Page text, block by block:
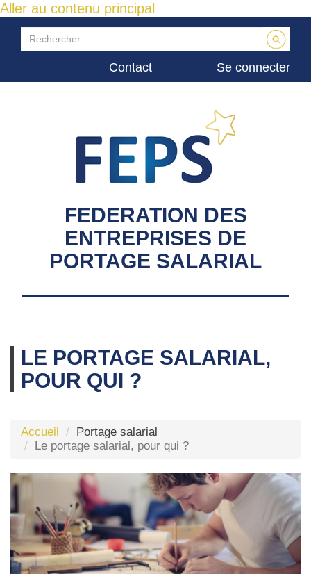
Aller au contenu principal
Contact Se connecter
FEDERATION DES
ENTREPRISES DE
PORTAGE SALARIAL
LE PORTAGE SALARIAL,
POUR QUI ?
Accueil
Portage salarial
Le portage salarial, pour qui ?